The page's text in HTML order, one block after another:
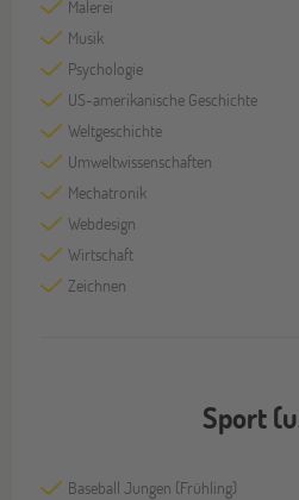
Malerei
Musik
Psychologie
US-amerikanische Geschichte
Weltgeschichte
Umweltwissenschaften
Mechatronik
Webdesign
Wirtschaft
Zeichnen
Sport
Baseball Jungen (Frühling)